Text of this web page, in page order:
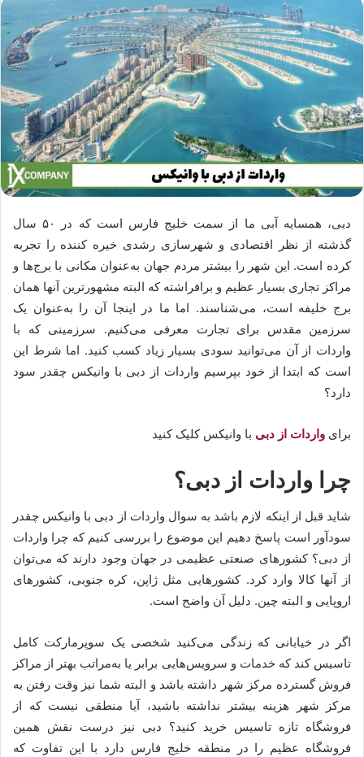
دبی، همسایه آبی ما از سمت خلیج فارس است که در ۵۰ سال
گذشته از نظر اقتصادی و شهرسازی رشدی خیره کننده را تجربه
کرده است. این شهر را بیشتر مردم جهان به‌عنوان مکانی با برج‌ها و
مراکز تجاری بسیار عظیم و برافراشته که البته مشهورترین آنها همان
برج خلیفه است، می‌شناسند. اما ما در اینجا آن را به‌عنوان یک
سرزمین مقدس برای تجارت معرفی می‌کنیم. سرزمینی که با
واردات از آن می‌توانید سودی بسیار زیاد کسب کنید. اما شرط این
است که ابتدا از خود بپرسیم واردات از دبی با وانیکس چقدر سود
دارد؟
برای واردات از دبی با وانیکس کلیک کنید
چرا واردات از دبی؟
شاید قبل از اینکه لازم باشد به سوال واردات از دبی با وانیکس چقدر
سودآور است پاسخ دهیم این موضوع را بررسی کنیم که چرا واردات
از دبی؟ کشورهای صنعتی عظیمی در جهان وجود دارند که می‌توان
از آنها کالا وارد کرد. کشورهایی مثل ژاپن، کره جنوبی، کشورهای
اروپایی و البته چین. دلیل آن واضح است.
اگر در خیابانی که زندگی می‌کنید شخصی یک سوپرمارکت کامل
تاسیس کند که خدمات و سرویس‌هایی برابر یا به‌مراتب بهتر از مراکز
فروش گسترده مرکز شهر داشته باشد و البته شما نیز وقت رفتن به
مرکز شهر هزینه بیشتر نداشته باشید، آیا منطقی نیست که از
فروشگاه تازه تاسیس خرید کنید؟ دبی نیز درست نقش همین
فروشگاه عظیم را در منطقه خلیج فارس دارد با این تفاوت که